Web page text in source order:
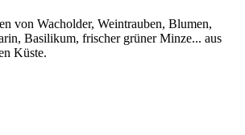
von Wacholder, Weintrauben, Blumen,
Basilikum, frischer grüner Minze... aus
Küste.